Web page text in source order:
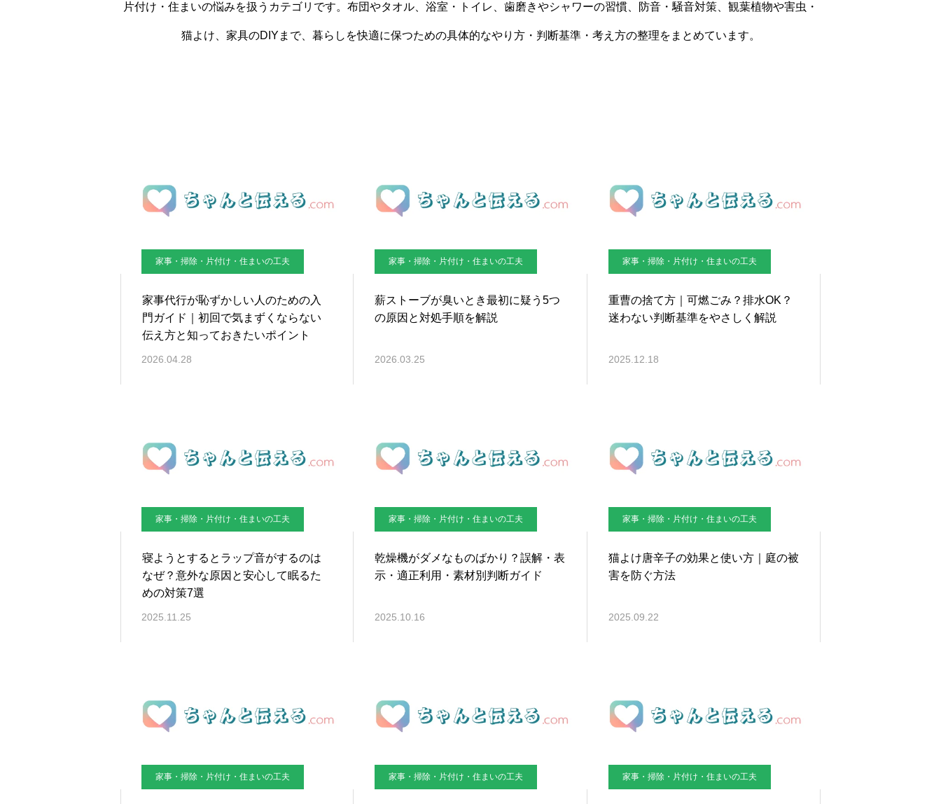
片付け・住まいの悩みを扱うカテゴリです。布団やタオル、浴室・トイレ、歯磨きやシャワーの習慣、防音・騒音対策、観葉植物や害虫・
猫よけ、家具のDIYまで、暮らしを快適に保つための具体的なやり方・判断基準・考え方の整理をまとめています。
家事・掃除・片付け・住まいの工夫
家事代行が恥ずかしい人のための入
門ガイド｜初回で気まずくならない
伝え方と知っておきたいポイント
2026.04.28
家事・掃除・片付け・住まいの工夫
薪ストーブが臭いとき最初に疑う5つ
の原因と対処手順を解説
2026.03.25
家事・掃除・片付け・住まいの工夫
重曹の捨て方｜可燃ごみ？排水OK？
迷わない判断基準をやさしく解説
2025.12.18
家事・掃除・片付け・住まいの工夫
寝ようとするとラップ音がするのは
なぜ？意外な原因と安心して眠るた
めの対策7選
2025.11.25
家事・掃除・片付け・住まいの工夫
乾燥機がダメなものばかり？誤解・表
示・適正利用・素材別判断ガイド
2025.10.16
家事・掃除・片付け・住まいの工夫
猫よけ唐辛子の効果と使い方｜庭の被
害を防ぐ方法
2025.09.22
家事・掃除・片付け・住まいの工夫 家事・掃除・片付け・住まいの工夫 家事・掃除・片付け・住まいの工夫